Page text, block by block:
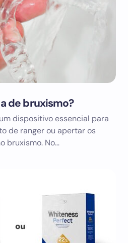
de bruxismo?
dispositivo essencial para
de ranger ou apertar os
bruxismo. No…